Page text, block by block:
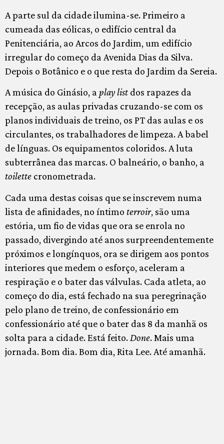
A parte sul da cidade ilumina-se. Primeiro a
cumeada das eólicas, o edifício central da
Penitenciária, ao Arcos do Jardim, um edifício
irregular do começo da Avenida Dias da Silva.
Depois o Botânico e o que resta do Jardim da Sereia.
A música do Ginásio, a play list dos rapazes da
recepção, as aulas privadas cruzando-se com os
planos individuais de treino, os PT das aulas e os
circulantes, os trabalhadores de limpeza. A babel
de línguas. Os equipamentos coloridos. A luta
subterrânea das marcas. O balneário, o banho, a
toilette cronometrada.
Cada uma destas coisas que se inscrevem numa
lista de afinidades, no íntimo terroir, são uma
estória, um fio de vidas que ora se enrola no
passado, divergindo até anos surpreendentemente
próximos e longínquos, ora se dirigem aos pontos
interiores que medem o esforço, aceleram a
respiração e o bater das válvulas. Cada atleta, ao
começo do dia, está fechado na sua peregrinação
pelo plano de treino, de confessionário em
confessionário até que o bater das 8 da manhã os
solta para a cidade. Está feito. Done. Mais uma
jornada. Bom dia. Bom dia, Rita Lee. Até amanhã.